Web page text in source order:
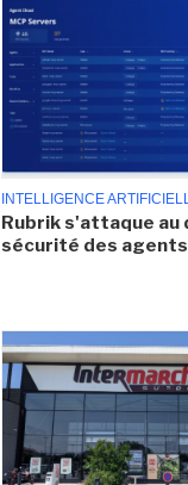
INTELLIGENCE
Rubrik s'attaque au
sécurité des agents